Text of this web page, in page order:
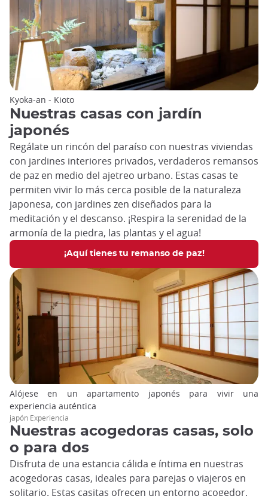
Nuestras casas con jardín
japonés
Regálate un rincón del paraíso con nuestras viviendas
con jardines interiores privados, verdaderos remansos
de paz en medio del ajetreo urbano. Estas casas te
permiten vivir lo más cerca posible de la naturaleza
japonesa, con jardines zen diseñados para la
meditación y el descanso. ¡Respira la serenidad de la
armonía de la piedra, las plantas y el agua!
¡Aquí tienes tu remanso de paz!
Kyoka-an - Kioto
Nuestras acogedoras casas, solo
o para dos
Disfruta de una estancia cálida e íntima en nuestras
acogedoras casas, ideales para parejas o viajeros en
solitario. Estas casitas ofrecen un entorno acogedor,
Alójese en un apartamento japonés para vivir una
experiencia auténtica
japón Experiencia